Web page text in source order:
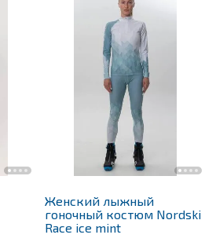
Женский лыжный
гоночный костюм Nordski
Race ice mint